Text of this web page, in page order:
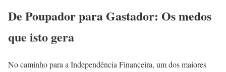
De Poupador para Gastador: Os medos
que isto gera
No caminho para a Independência Financeira, um dos maiores